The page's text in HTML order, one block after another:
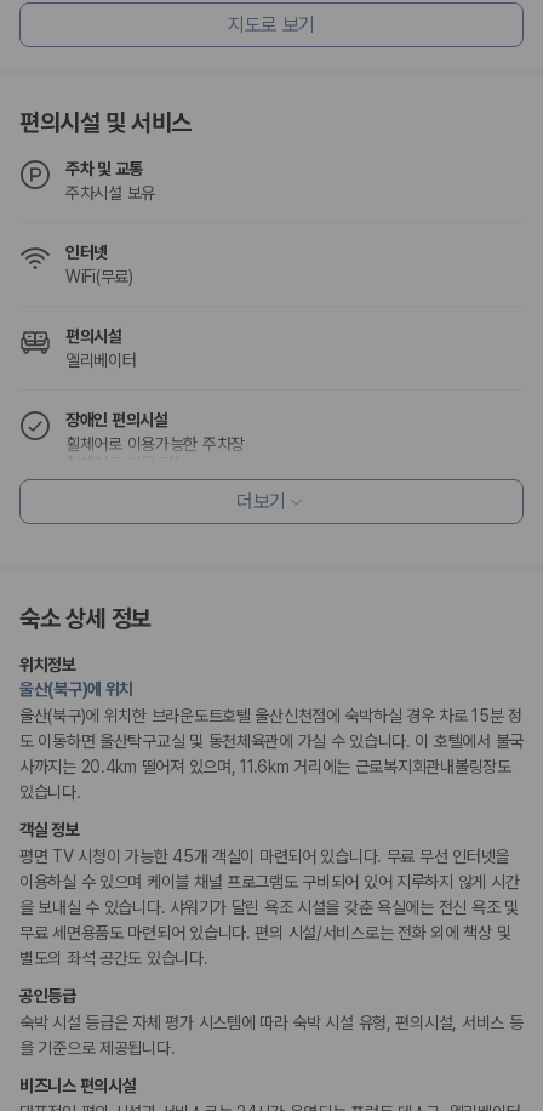
단체 여행이나 4인 이상 가족 여행에 적합하며 인원수, 짐 공간, 보
험 조건을 함께 확인해야 합니다.
니다
동일한 차량이라도 보험 조건에 따라 실제 부담 금액이 달라질 수 있습니
다. 카모아는 제주 렌트카 가격뿐 아니라 일반자차, 완전자차, 슈퍼자차 조
일반자차:사고 발생 시 일정 금액의 면책금이 발생할 수 있습니다.
완전자차:
보상 한도 내에서 면책금 부담이 줄어드는 보험 조건입니
슈퍼자차:더 높은 보장 조건을 원하는 사용자에게 적합합니다.
카모아는 제주렌트카부터 국내·해외 렌트카까지 비교할 수 있는 렌트카 가
예약 가능 차량
67,123 대
1,829
제주렌트카 가격비교 자주 묻는 질문
Q. 제주렌트카 가격비교는 카모아에서 어떻게 하나요?
A. 대여일, 반납일, 인수 지역을 선택하면 제주도 렌트카 업체별 가격, 차종,
보험 조건, 예약 가능 차량을 한 번에 비교할 수 있습니다.
Q. 제주 렌트카 최저가는 무엇을 기준으로 비교해야 하나요?
Q. 제주공항 근처 렌트카도 비교할 수 있나요?
Q. 제주 렌트카 가격비교 시 보험도 함께 비교할 수 있나요?
Q. 가족 여행에는 어떤 제주 렌트카를 비교해야 하나요?
제주렌트카 가격비교 주요 링크
제주도 렌트카 실시간 최저가 가격비교
제주 렌트카 예약
해외 렌트카 가격비교
지도로 보기
편의시설 및 서비스
주차 및 교통
주차시설 보유
인터넷
WiFi(무료)
편의시설
엘리베이터
장애인 편의시설
휠체어로 이용가능한 주차장
흡연 시설
더보기
숙소 상세 정보
위치정보
울산(북구)에 위치
울산(북구)에 위치한 브라운도트호텔 울산신천점에 숙박하실 경우 차로 15분 정
도 이동하면 울산탁구교실 및 동천체육관에 가실 수 있습니다. 이 호텔에서 불국
사까지는 20.4km 떨어져 있으며, 11.6km 거리에는 근로복지회관내볼링장도
있습니다.
객실 정보
평면 TV 시청이 가능한 45개 객실이 마련되어 있습니다. 무료 무선 인터넷을
이용하실 수 있으며 케이블 채널 프로그램도 구비되어 있어 지루하지 않게 시간
을 보내실 수 있습니다. 샤워기가 달린 욕조 시설을 갖춘 욕실에는 전신 욕조 및
무료 세면용품도 마련되어 있습니다. 편의 시설/서비스로는 전화 외에 책상 및
별도의 좌석 공간도 있습니다.
공인등급
숙박 시설 등급은 자체 평가 시스템에 따라 숙박 시설 유형, 편의시설, 서비스 등
을 기준으로 제공됩니다.
비즈니스 편의시설